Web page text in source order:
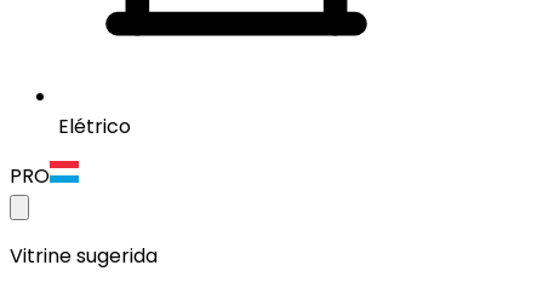
Elétrico
PRO
Vitrine sugerida